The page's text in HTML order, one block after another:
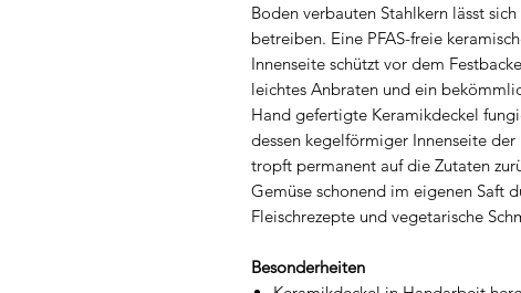
Boden verbauten Stahlkern lässt
betreiben. Eine PFAS-freie
Innenseite schützt vor dem
leichtes Anbraten und ein
Hand gefertigte Keramikdeckel
dessen kegelförmiger Innenseite
tropft permanent auf die Zutaten
Gemüse schonend im eigenen Saft
Fleischrezepte und vegetarische
Besonderheiten